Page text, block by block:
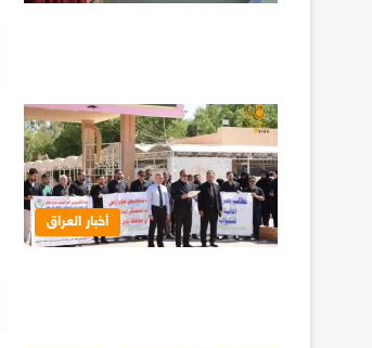
أخبار العراق